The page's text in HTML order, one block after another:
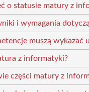
o statusie matury z
i wymagania
muszą wykazać
z informatyki?
części matury z